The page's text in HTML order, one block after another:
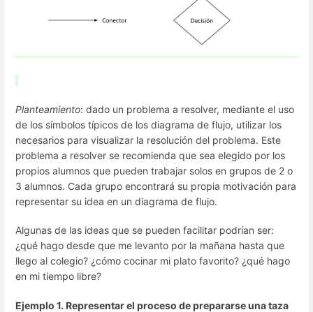
Planteamiento: dado un problema a resolver, mediante el uso
de los símbolos típicos de los diagrama de flujo, utilizar los
necesarios para visualizar la resolución del problema. Este
problema a resolver se recomienda que sea elegido por los
propios alumnos que pueden trabajar solos en grupos de 2 o
3 alumnos. Cada grupo encontrará su propia motivación para
representar su idea en un diagrama de flujo.
Algunas de las ideas que se pueden facilitar podrían ser:
¿qué hago desde que me levanto por la mañana hasta que
llego al colegio? ¿cómo cocinar mi plato favorito? ¿qué hago
en mi tiempo libre?
Ejemplo 1. Representar el proceso de prepararse una taza